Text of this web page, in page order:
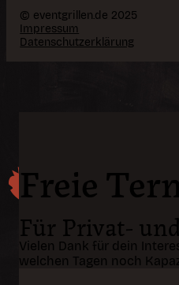
© eventgrillen.de 2025
Impressum
Datenschutzerklärung
Freie
Für Privat-
Vielen Dank für dein
welchen Tagen noch